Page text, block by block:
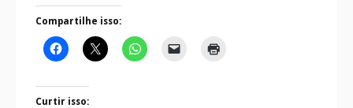
Compartilhe isso:
Curtir isso: